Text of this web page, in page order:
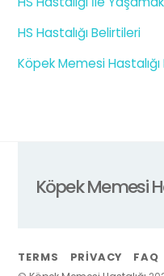
HS Hastalığı Belirtileri
Köpek Memesi Hastalığı
Köpek Memesi
TERMS PRIVACY FAQ